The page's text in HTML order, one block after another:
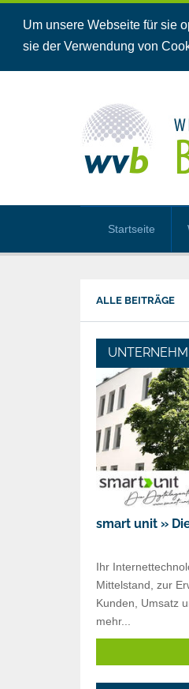
Um unsere Webseite für sie
sie der Verwendung von
Startseite
ALLE BEITRÄGE
smart unit »
Ihr
Mittelstand, zur
Kunden, Umsatz
mehr...